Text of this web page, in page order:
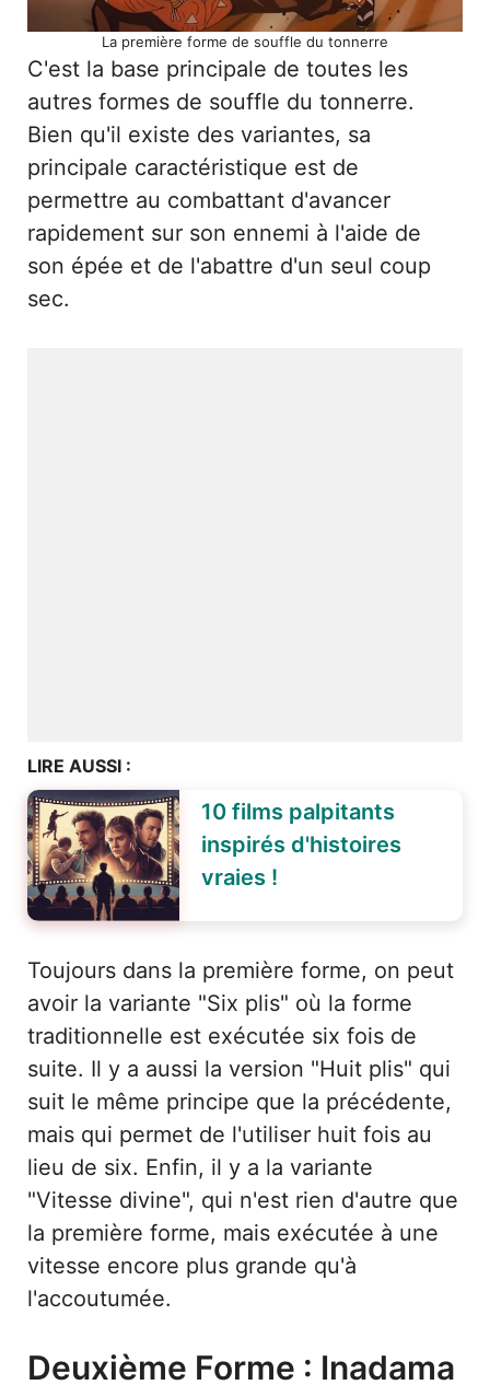
La première forme de souffle du tonnerre
C'est la base principale de toutes les
autres formes de souffle du tonnerre.
Bien qu'il existe des variantes, sa
principale caractéristique est de
permettre au combattant d'avancer
rapidement sur son ennemi à l'aide de
son épée et de l'abattre d'un seul coup
sec.
LIRE AUSSI :
10 films palpitants
inspirés d'histoires
vraies !
Toujours dans la première forme, on peut
avoir la variante "Six plis" où la forme
traditionnelle est exécutée six fois de
suite. Il y a aussi la version "Huit plis" qui
suit le même principe que la précédente,
mais qui permet de l'utiliser huit fois au
lieu de six. Enfin, il y a la variante
"Vitesse divine", qui n'est rien d'autre que
la première forme, mais exécutée à une
vitesse encore plus grande qu'à
l'accoutumée.
Deuxième Forme : Inadama